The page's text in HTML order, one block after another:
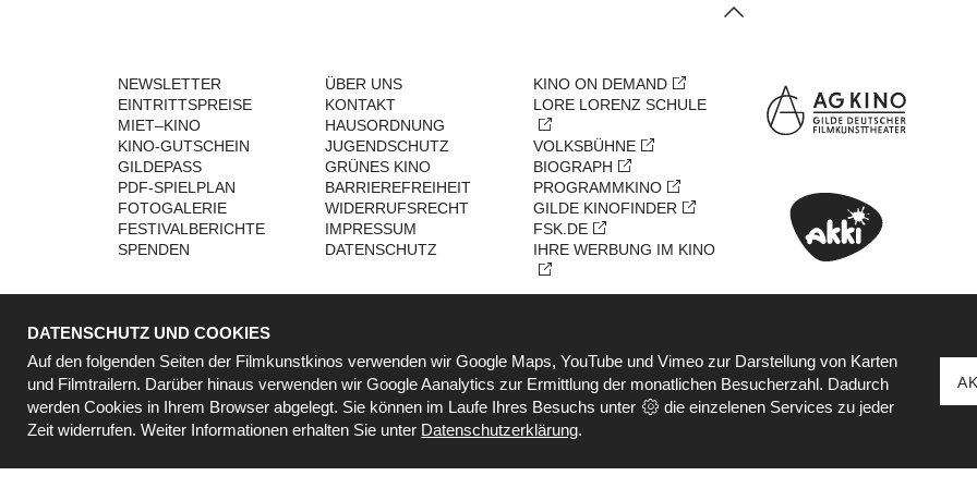
NEWSLETTER
EINTRITTSPREISE
MIET–KINO
KINO-GUTSCHEIN
GILDEPASS
PDF-SPIELPLAN
FOTOGALERIE
FESTIVALBERICHTE
SPENDEN
ÜBER UNS
KONTAKT
HAUSORDNUNG
JUGENDSCHUTZ
GRÜNES KINO
BARRIEREFREIHEIT
WIDERRUFSRECHT
IMPRESSUM
DATENSCHUTZ
KINO ON DEMAND
LORE LORENZ SCHULE
VOLKSBÜHNE
BIOGRAPH
PROGRAMMKINO
GILDE KINOFINDER
FSK.DE
IHRE WERBUNG IM KINO
BESTELLUNG WIDERRUFEN
DATENSCHUTZ UND COOKIES
Auf den folgenden Seiten der Filmkunstkinos verwenden wir Google Maps, YouTube und Vimeo zur Darstellung von Karten
und Filmtrailern. Darüber hinaus verwenden wir Google Aanalytics zur Ermittlung der monatlichen Besucherzahl. Dadurch
werden Cookies in Ihrem Browser abgelegt. Sie können im Laufe Ihres Besuchs unter
die einzelenen Services zu jeder
Zeit widerrufen. Weiter Informationen erhalten Sie unter Datenschutzerklärung.